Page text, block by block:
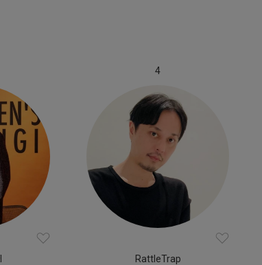
4
RattleTrap